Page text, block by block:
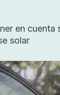
en cuenta
solar